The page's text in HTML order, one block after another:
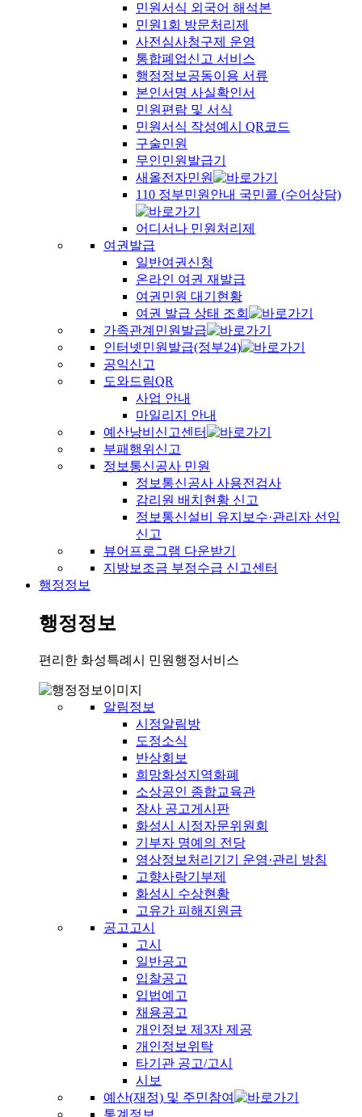
민원서식 외국어 해석본
민원1회 방문처리제
사전심사청구제 운영
통합폐업신고 서비스
행정정보공동이용 서류
본인서명 사실확인서
민원편람 및 서식
민원서식 작성예시 QR코드
구술민원
무인민원발급기
새올전자민원
110 정부민원안내 국민콜 (수어상담)
어디서나 민원처리제
여권발급
일반여권신청
온라인 여권 재발급
여권민원 대기현황
여권 발급 상태 조회
가족관계민원발급
인터넷민원발급(정부24)
공익신고
도와드림QR
사업 안내
마일리지 안내
예산낭비신고센터
부패행위신고
정보통신공사 민원
정보통신공사 사용전검사
감리원 배치현황 신고
정보통신설비 유지보수·관리자 선임
신고
뷰어프로그램 다운받기
지방보조금 부정수급 신고센터
행정정보
행정정보
편리한 화성특례시 민원행정서비스
알림정보
시정알림방
도정소식
반상회보
희망화성지역화폐
소상공인 종합교육관
장사 공고게시판
화성시 시정자문위원회
기부자 명예의 전당
영상정보처리기기 운영·관리 방침
고향사랑기부제
화성시 수상현황
고유가 피해지원금
공고고시
고시
일반공고
입찰공고
입법예고
채용공고
개인정보 제3자 제공
개인정보위탁
타기관 공고/고시
시보
예산(재정) 및 주민참여